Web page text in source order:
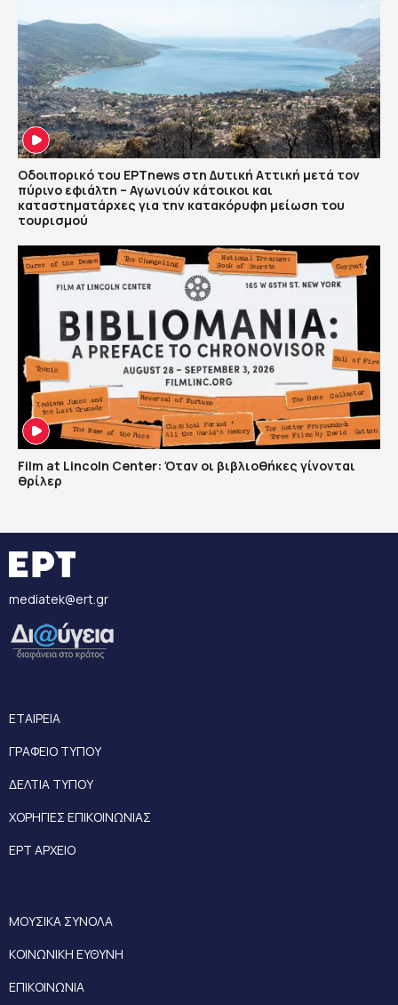
Οδοιπορικό του ΕΡΤnews στη Δυτική Αττική μετά τον
πύρινο εφιάλτη – Αγωνιούν κάτοικοι και
καταστηματάρχες για την κατακόρυφη μείωση του
τουρισμού
Film at Lincoln Center: Όταν οι βιβλιοθήκες γίνονται
θρίλερ
mediatek@ert.gr
ΕΤΑΙΡΕΙΑ
ΓΡΑΦΕΙΟ ΤΥΠΟΥ
ΔΕΛΤΙΑ ΤΥΠΟΥ
ΧΟΡΗΓΙΕΣ ΕΠΙΚΟΙΝΩΝΙΑΣ
ΕΡΤ ΑΡΧΕΙΟ
ΜΟΥΣΙΚΑ ΣΥΝΟΛΑ
ΚΟΙΝΩΝΙΚΗ ΕΥΘΥΝΗ
ΕΠΙΚΟΙΝΩΝΙΑ